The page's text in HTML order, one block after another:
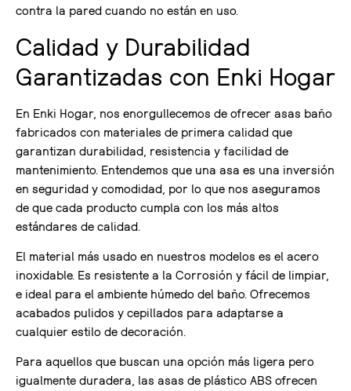
contra la pared cuando no están en uso.
Calidad y Durabilidad
Garantizadas con Enki Hogar
En Enki Hogar, nos enorgullecemos de ofrecer asas baño
fabricados con materiales de primera calidad que
garantizan durabilidad, resistencia y facilidad de
mantenimiento. Entendemos que una asa es una inversión
en seguridad y comodidad, por lo que nos aseguramos
de que cada producto cumpla con los más altos
estándares de calidad.
El material más usado en nuestros modelos es el acero
inoxidable. Es resistente a la Corrosión y fácil de limpiar,
e ideal para el ambiente húmedo del baño. Ofrecemos
acabados pulidos y cepillados para adaptarse a
cualquier estilo de decoración.
Para aquellos que buscan una opción más ligera pero
igualmente duradera, las asas de plástico ABS ofrecen